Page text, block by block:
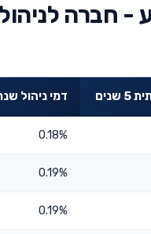
- חברה
דמי ניהול
0.18%
0.19%
0.19%